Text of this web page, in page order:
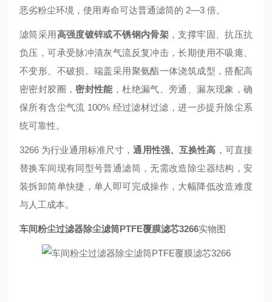
恶劣粉尘环境，使用寿命可达普通滤筒的 2—3 倍。
滤筒采用高强度镀锌或不锈钢内骨架 ，支撑牢固、抗压抗
负压，可承受脉冲清灰气流反复冲击，长期使用不吸瘪、
不变形、不破损。端盖采用聚氨酯一体浇筑成型，搭配高
密密封胶圈，密封性能 ，杜绝漏气、旁通、漏灰现象，确
保所有含尘气流 100% 经过滤材过滤，进一步提升除尘系
统可靠性。
3266 为行业通用标准尺寸，通用性强、互换性高 ，可直接
替换车间现有同型号普通滤筒，无需改造除尘器结构，安
装拆卸简单快捷，单人即可完成操作，大幅降低改造难度
与人工成本。
车间粉尘过滤器除尘滤筒PTFE覆膜滤芯3266实物图